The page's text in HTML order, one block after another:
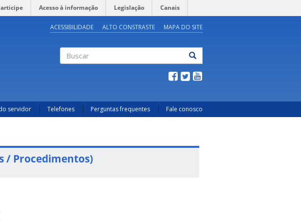
Acesso à informação Legislação Canais
ACESSIBILIDADE ALTO CONSTRASTE MAPA DO SITE
servidor Telefones Perguntas frequentes Fale conosco
/ Procedimentos)